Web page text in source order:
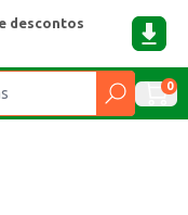
descontos
0